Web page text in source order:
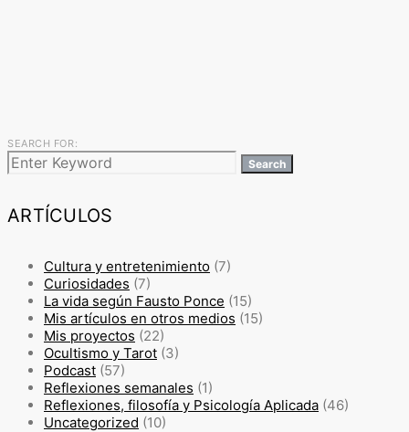
SEARCH FOR:
Search
ARTÍCULOS
Cultura y entretenimiento (7)
Curiosidades (7)
La vida según Fausto Ponce (15)
Mis artículos en otros medios (15)
Mis proyectos (22)
Ocultismo y Tarot (3)
Podcast (57)
Reflexiones semanales (1)
Reflexiones, filosofía y Psicología Aplicada (46)
Uncategorized (10)